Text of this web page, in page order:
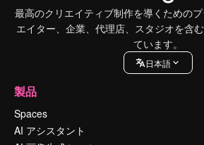
最高のクリエイティブ制作を導くための
エイター、企業、代理店、スタジオを含
ています。
日本語
製品
Spaces
AI アシスタント